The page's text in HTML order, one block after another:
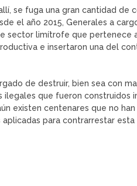
se fuga una gran cantidad de
el año 2015, Generales a
sector limítrofe que pertenece
e insertaron una del
de destruir, bien sea con
ilegales que fueron construidos
existen centenares que no
para contrarrestar